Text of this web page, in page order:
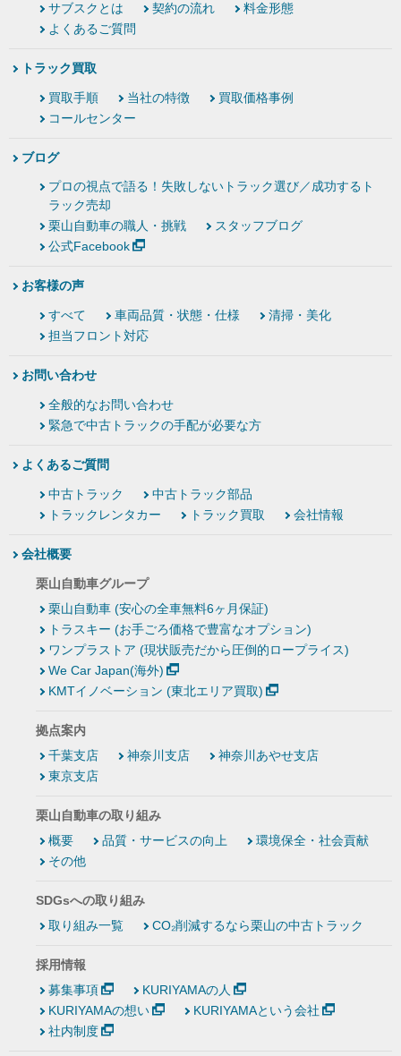
サブスクとは
契約の流れ
料金形態
よくあるご質問
トラック買取
買取手順 当社の特徴
買取価格事例
コールセンター
ブログ
プロの視点で語る！失敗しないトラック選び／成功するト
ラック売却
栗山自動車の職人・挑戦
スタッフブログ
公式Facebook
お客様の声
すべて 車両品質・状態・仕様
清掃・美化
担当フロント対応
お問い合わせ
全般的なお問い合わせ
緊急で中古トラックの手配が必要な方
よくあるご質問
中古トラック
中古トラック部品
トラックレンタカー
トラック買取 会社情報
会社概要
栗山自動車グループ
栗山自動車 (安心の全車無料6ヶ月保証)
トラスキー (お手ごろ価格で豊富なオプション)
ワンプラストア (現状販売だから圧倒的ロープライス)
We Car Japan(海外)
KMTイノベーション (東北エリア買取)
拠点案内
千葉支店
神奈川支店
神奈川あやせ支店
東京支店
栗山自動車の取り組み
概要
品質・サービスの向上
環境保全・社会貢献
その他
SDGsへの取り組み
取り組み一覧
CO₂削減するなら栗山の中古トラック
採用情報
募集事項
KURIYAMAの人
KURIYAMAの想い
KURIYAMAという会社
社内制度